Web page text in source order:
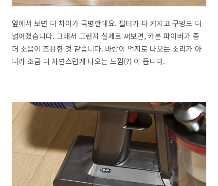
옆에서 보면 더 차이가 극명한데요. 필터가 더 커지고 구멍도 더
넓어졌습니다. 그래서 그런지 실제로 써보면, 카본 파이버가 좀
더 소음이 조용한 것 같습니다. 바람이 억지로 나오는 소리가 아
니라 조금 더 자연스럽게 나오는 느낌(?) 이 듭니다.